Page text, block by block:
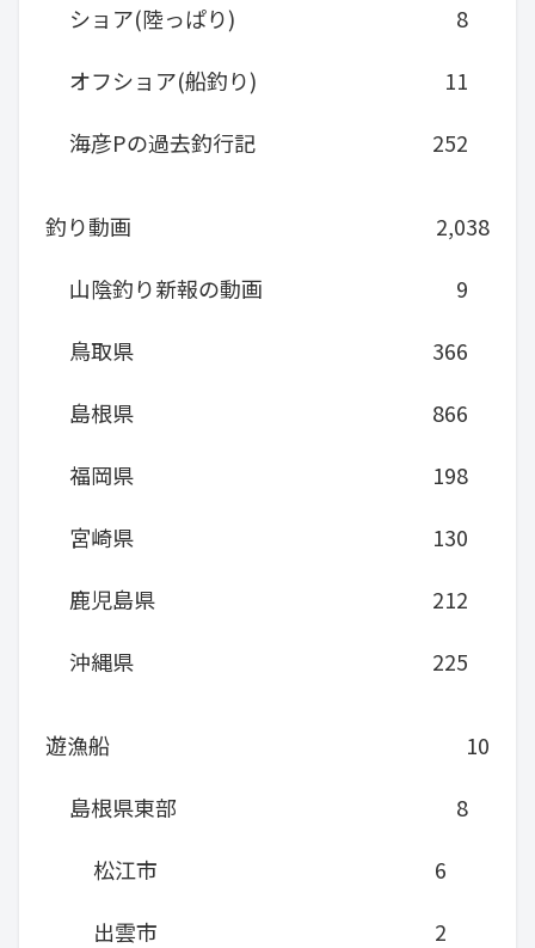
ショア(陸っぱり)
8
オフショア(船釣り)
11
海彦Pの過去釣行記
252
釣り動画
2,038
山陰釣り新報の動画
9
鳥取県
366
島根県
866
福岡県
198
宮崎県
130
鹿児島県
212
沖縄県
225
遊漁船
10
島根県東部
8
松江市
6
出雲市
2